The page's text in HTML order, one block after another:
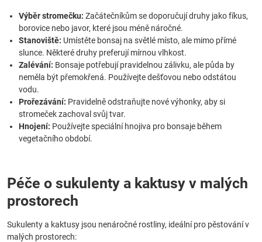
Výběr stromečku: Začátečníkům se doporučují druhy jako fíkus,
borovice nebo javor, které jsou méně náročné.
Stanoviště: Umístěte bonsaj na světlé místo, ale mimo přímé
slunce. Některé druhy preferují mírnou vlhkost.
Zalévání: Bonsaje potřebují pravidelnou zálivku, ale půda by
neměla být přemokřená. Používejte dešťovou nebo odstátou
vodu.
Prořezávání: Pravidelně odstraňujte nové výhonky, aby si
stromeček zachoval svůj tvar.
Hnojení: Používejte speciální hnojiva pro bonsaje během
vegetačního období.
Péče o sukulenty a kaktusy v malých
prostorech
Sukulenty a kaktusy jsou nenáročné rostliny, ideální pro pěstování v
malých prostorech: